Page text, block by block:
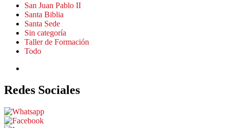
San Juan Pablo II
Santa Biblia
Santa Sede
Sin categoría
Taller de Formación
Todo
Redes Sociales